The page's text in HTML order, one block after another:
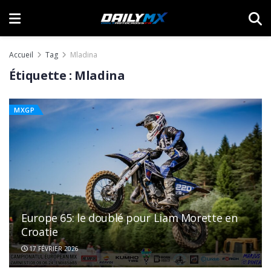
Accueil Tag Mladina
Étiquette : Mladina
MXGP
Europe 65: le doublé pour Liam Morette en
Croatie
17 FÉVRIER 2026